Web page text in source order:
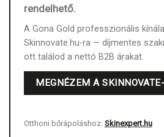
rendelhető.
A Gona Gold professzionális
Skinnovate.hu-ra — díjmentes
ott találod a nettó B2B árakat.
MEGNÉZEM A
Otthoni bőrápoláshoz: Skinexpert.hu